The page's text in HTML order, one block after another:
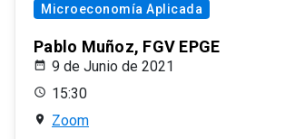
Microeconomía Aplicada
Pablo Muñoz, FGV EPGE
9 de Junio de 2021
15:30
Zoom